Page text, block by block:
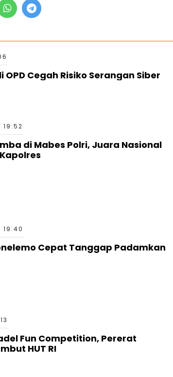
Cegah Risiko Serangan Siber
di Mabes Polri, Juara Nasional
Cepat Tanggap Padamkan
Fun Competition, Pererat
HUT RI